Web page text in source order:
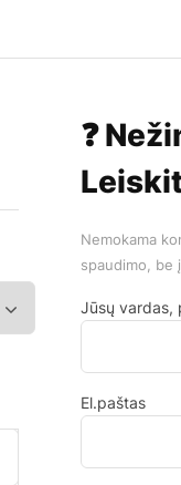
❓
Nemokama
spaudimo, be
Jūsų vardas,
El.paštas